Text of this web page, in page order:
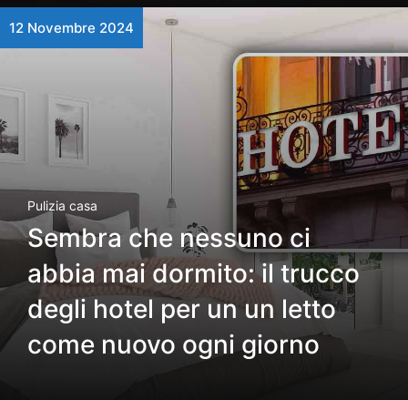
12 Novembre 2024
Pulizia casa
Sembra che nessuno ci
abbia mai dormito: il trucco
degli hotel per un un letto
come nuovo ogni giorno